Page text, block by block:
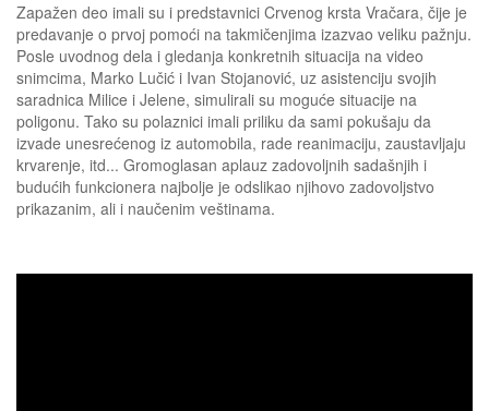
Zapažen deo imali su i predstavnici Crvenog krsta Vračara, čije je
predavanje o prvoj pomoći na takmičenjima izazvao veliku pažnju.
Posle uvodnog dela i gledanja konkretnih situacija na video
snimcima, Marko Lučić i Ivan Stojanović, uz asistenciju svojih
saradnica Milice i Jelene, simulirali su moguće situacije na
poligonu. Tako su polaznici imali priliku da sami pokušaju da
izvade unesrećenog iz automobila, rade reanimaciju, zaustavljaju
krvarenje, itd... Gromoglasan aplauz zadovoljnih sadašnjih i
budućih funkcionera najbolje je odslikao njihovo zadovoljstvo
prikazanim, ali i naučenim veštinama.